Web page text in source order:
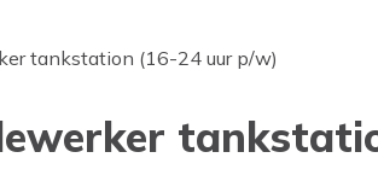
tankstation (16-24 uur p/w)